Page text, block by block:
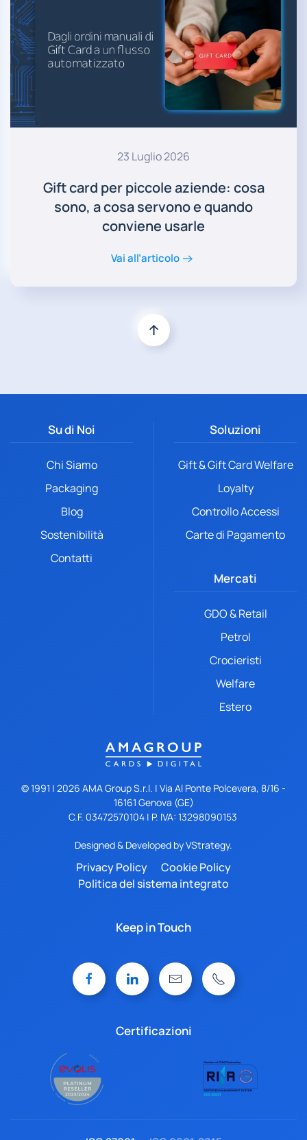
23 Luglio 2026
Gift card per piccole aziende: cosa
sono, a cosa servono e quando
conviene usarle
Vai all’articolo
Su di Noi
Chi Siamo
Packaging
Blog
Sostenibilità
Contatti
Soluzioni
Gift & Gift Card Welfare
Loyalty
Controllo Accessi
Carte di Pagamento
Mercati
GDO & Retail
Petrol
Crocieristi
Welfare
Estero
© 1991 | 2026 AMA Group S.r.l. | Via Al Ponte Polcevera, 8/16 -
16161 Genova (GE)
C.F. 03472570104 | P. IVA: 13298090153
Designed & Developed byVStrategy.
Privacy Policy
Cookie Policy
Politica del sistema integrato
Keep in Touch
Certificazioni